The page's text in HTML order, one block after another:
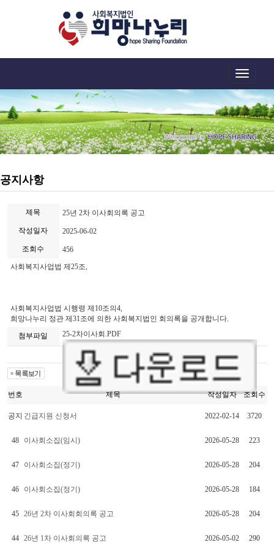
Toggle
navigation
공지사항
제목 25년 2차 이사회의록 공고
작성일자 2025-06-02
조회수
456
사회복지사업법 제25조,
사회복지사업법 시행령 제10조의4,
희망나누리 정관 제31조에 의한 사회복지법인 회의록을 공개합니다.
첨부파일
25-2차이사회.PDF
번호 제목 작성일자 조회수
공지 긴급지원 신청서 2022-02-14 3720
48 이사회소집(임시) 2026-05-28 223
47 이사회소집(정기) 2026-05-28 204
46 이사회소집(정기) 2026-05-28 184
45 26년 2차 이사회회의록 공고 2026-05-28 204
44 26년 1차 이사회의록 공고 2026-05-02 290